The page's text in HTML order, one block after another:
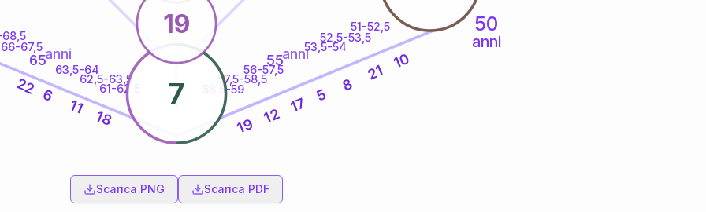
50
anni
anni
51-52,5
52,5-53,5
53,5-54
56-57,5
57,5-58,5
58,5-59
61-62,5
62,5-63,5
63,5-64
66-67,5
68,5
10
21
8
5
17
12
19
18
11
6
22 7
19
55anni
65anni
Scarica PNG Scarica PDF